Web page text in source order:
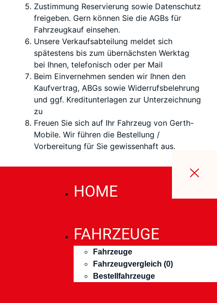
Zustimmung Reservierung sowie Datenschutz
freigeben. Gern können Sie die AGBs für
Fahrzeugkauf einsehen.
Unsere Verkaufsabteilung meldet sich
spätestens bis zum übernächsten Werktag
bei Ihnen, telefonisch oder per Mail
Beim Einvernehmen senden wir Ihnen den
Kaufvertrag, ABGs sowie Widerrufsbelehrung
und ggf. Kreditunterlagen zur Unterzeichnung
zu
Freuen Sie sich auf Ihr Fahrzeug von Gerth-
Mobile. Wir führen die Bestellung /
Vorbereitung für Sie gewissenhaft aus.
HOME
FAHRZEUGE
Fahrzeuge
Fahrzeugvergleich (0)
Bestellfahrzeuge